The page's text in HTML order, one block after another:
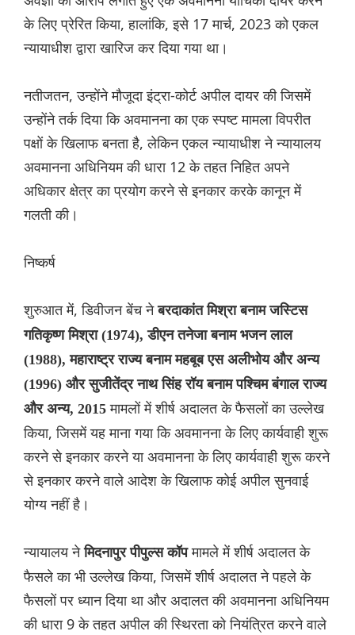
के लिए प्रेरित किया, हालांकि, इसे 17 मार्च, 2023 को एकल
न्यायाधीश द्वारा खारिज कर दिया गया था।
नतीजतन, उन्होंने मौजूदा इंट्रा-कोर्ट अपील दायर की जिसमें
उन्होंने तर्क दिया कि अवमानना का एक स्पष्ट मामला विपरीत
पक्षों के खिलाफ बनता है, लेकिन एकल न्यायाधीश ने न्यायालय
अवमानना अधिनियम की धारा 12 के तहत निहित अपने
अधिकार क्षेत्र का प्रयोग करने से इनकार करके कानून में
गलती की।
निष्कर्ष
शुरुआत में, डिवीजन बेंच नेबरदाकांत मिश्रा बनाम जस्टिस
गतिकृष्ण मिश्रा (1974), डीएन तनेजा बनाम भजन लाल
(1988), महाराष्ट्र राज्य बनाम महबूब एस अलीभोय और अन्य
(1996) और सुजीतेंद्र नाथ सिंह रॉय बनाम पश्चिम बंगाल राज्य
और अन्य, 2015मामलों में शीर्ष अदालत के फैसलों का उल्लेख
किया, जिसमें यह माना गया कि अवमानना ​​के लिए कार्यवाही शुरू
करने से इनकार करने या अवमानना ​​के लिए कार्यवाही शुरू करने
से इनकार करने वाले आदेश के खिलाफ कोई अपील सुनवाई
योग्य नहीं है।
न्यायालय नेमिदनापुर पीपुल्स कॉपमामले में शीर्ष अदालत के
फैसले का भी उल्लेख किया, जिसमें शीर्ष अदालत ने पहले के
फैसलों पर ध्यान दिया था और अदालत की अवमानना अधिनियम
की धारा 9 के तहत अपील की स्थिरता को नियंत्रित करने वाले